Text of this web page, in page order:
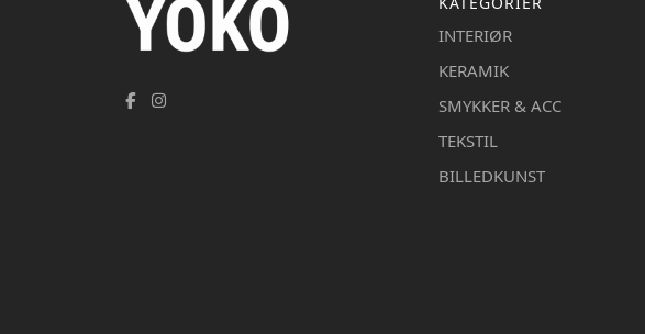
INTERIØR
KERAMIK
SMYKKER & ACC
TEKSTIL
BILLEDKUNST